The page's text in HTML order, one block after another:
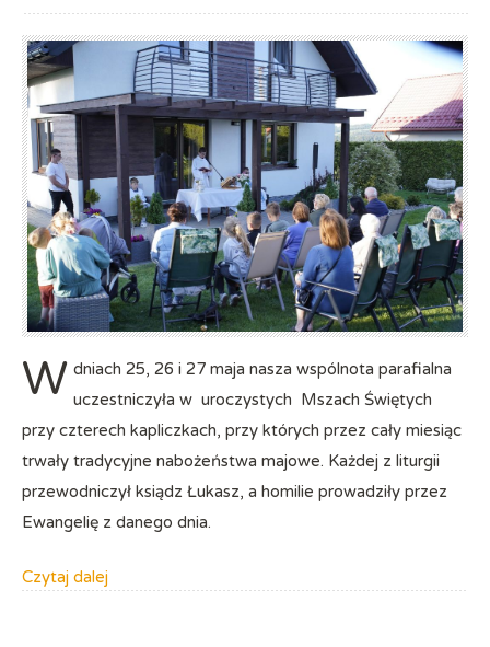
W dniach 25, 26 i 27 maja nasza wspólnota parafialna
uczestniczyła w uroczystych Mszach Świętych
przy czterech kapliczkach, przy których przez cały miesiąc
trwały tradycyjne nabożeństwa majowe. Każdej z liturgii
przewodniczył ksiądz Łukasz, a homilie prowadziły przez
Ewangelię z danego dnia.
Czytaj dalej